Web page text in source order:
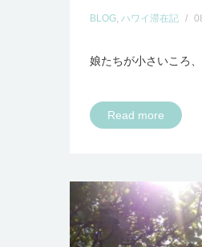
BLOG, ハワイ滞在記 /
娘たちが小さいころ
Read more